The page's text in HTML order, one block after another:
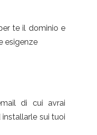
te il dominio e
esigenze
di cui avrai
sui tuoi